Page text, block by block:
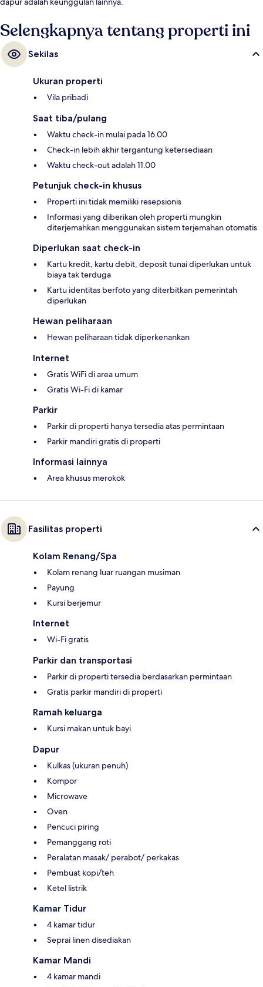
Selengkapnya tentang properti ini
Sekilas
Ukuran properti
Vila pribadi
Saat tiba/pulang
Waktu check-in mulai pada 16.00
Check-in lebih akhir tergantung ketersediaan
Waktu check-out adalah 11.00
Petunjuk check-in khusus
Properti ini tidak memiliki resepsionis
Informasi yang diberikan oleh properti mungkin
diterjemahkan menggunakan sistem terjemahan otomatis
Diperlukan saat check-in
Kartu kredit, kartu debit, deposit tunai diperlukan untuk
biaya tak terduga
Kartu identitas berfoto yang diterbitkan pemerintah
diperlukan
Hewan peliharaan
Hewan peliharaan tidak diperkenankan
Internet
Gratis WiFi di area umum
Gratis Wi-Fi di kamar
Parkir
Parkir di properti hanya tersedia atas permintaan
Parkir mandiri gratis di properti
Informasi lainnya
Area khusus merokok
Fasilitas properti
Kolam Renang/Spa
Kolam renang luar ruangan musiman
Payung
Kursi berjemur
Internet
Wi-Fi gratis
Parkir dan transportasi
Parkir di properti tersedia berdasarkan permintaan
Gratis parkir mandiri di properti
Ramah keluarga
Kursi makan untuk bayi
Dapur
Kulkas (ukuran penuh)
Kompor
Microwave
Oven
Pencuci piring
Pemanggang roti
Peralatan masak/ perabot/ perkakas
Pembuat kopi/teh
Ketel listrik
Kamar Tidur
4 kamar tidur
Seprai linen disediakan
Kamar Mandi
4 kamar mandi